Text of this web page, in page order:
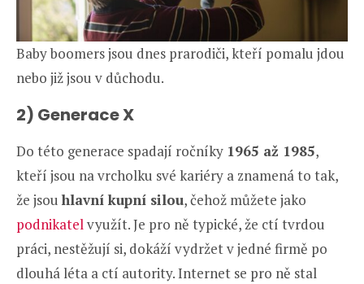
Baby boomers jsou dnes prarodiči, kteří pomalu jdou
nebo již jsou v důchodu.
2) Generace X
Do této generace spadají ročníky 1965 až 1985,
kteří jsou na vrcholku své kariéry a znamená to tak,
že jsou hlavní kupní silou, čehož můžete jako
podnikatelvyužít. Je pro ně typické, že ctí tvrdou
práci, nestěžují si, dokáží vydržet v jedné firmě po
dlouhá léta a ctí autority. Internet se pro ně stal